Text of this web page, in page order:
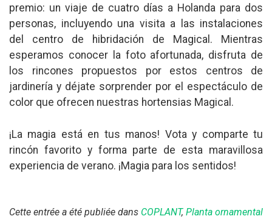
premio: un viaje de cuatro días a Holanda para dos
personas, incluyendo una visita a las instalaciones
del centro de hibridación de Magical. Mientras
esperamos conocer la foto afortunada, disfruta de
los rincones propuestos por estos centros de
jardinería y déjate sorprender por el espectáculo de
color que ofrecen nuestras hortensias Magical.
¡La magia está en tus manos! Vota y comparte tu
rincón favorito y forma parte de esta maravillosa
experiencia de verano. ¡Magia para los sentidos!
Cette entrée a été publiée dans COPLANT, Planta ornamental